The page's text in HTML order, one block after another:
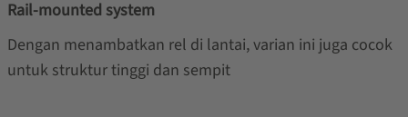
Rail-mounted system
Dengan menambatkan rel di lantai, varian ini juga cocok
untuk struktur tinggi dan sempit